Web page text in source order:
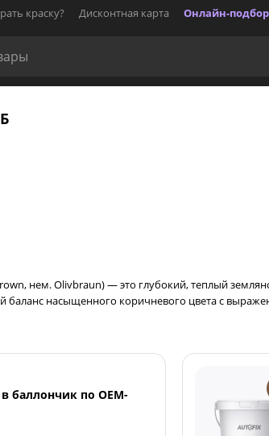
краску? Дисконтная карта Онлайн-
нем. Olivbraun) — это глубокий, теплый
баланс насыщенного коричневого цвета с
баллончик по OEM-